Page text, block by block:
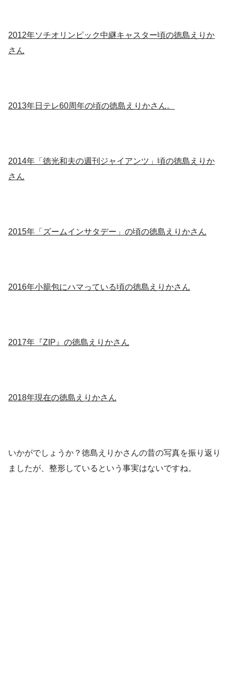
2012年ソチオリンピック中継キャスター頃の徳島えりか
さん
2013年日テレ60周年の頃の徳島えりかさん。
2014年「徳光和夫の週刊ジャイアンツ」頃の徳島えりか
さん
2015年「ズームインサタデー」の頃の徳島えりかさん
2016年小籠包にハマっている頃の徳島えりかさん
2017年『ZIP』の徳島えりかさん
2018年現在の徳島えりかさん
いかがでしょうか？徳島えりかさんの昔の写真を振り返り
ましたが、整形しているという事実はないですね。